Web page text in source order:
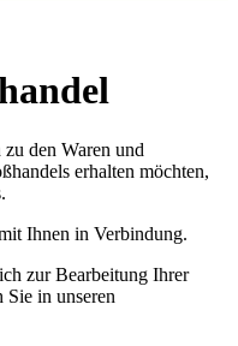
den Waren und
erhalten möchten,
Ihnen in Verbindung.
zur Bearbeitung Ihrer
in unseren